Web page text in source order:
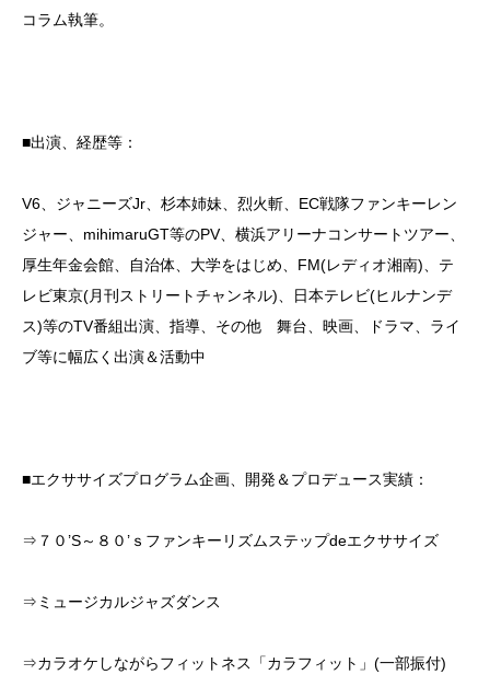
コラム執筆。
■出演、経歴等：
V6、ジャニーズJr、杉本姉妹、烈火斬、EC戦隊ファンキーレン
ジャー、mihimaruGT等のPV、横浜アリーナコンサートツアー、
厚生年金会館、自治体、大学をはじめ、FM(レディオ湘南)、テ
レビ東京(月刊ストリートチャンネル)、日本テレビ(ヒルナンデ
ス)等のTV番組出演、指導、その他 舞台、映画、ドラマ、ライ
ブ等に幅広く出演＆活動中
■エクササイズプログラム企画、開発＆プロデュース実績：
⇒７０’S～８０’ｓファンキーリズムステップdeエクササイズ
⇒ミュージカルジャズダンス
⇒カラオケしながらフィットネス「カラフィット」(一部振付)